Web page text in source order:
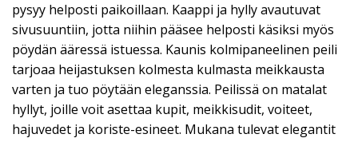
pysyy helposti paikoillaan. Kaappi ja hylly avautuvat
sivusuuntiin, jotta niihin pääsee helposti käsiksi myös
pöydän ääressä istuessa. Kaunis kolmipaneelinen peili
tarjoaa heijastuksen kolmesta kulmasta meikkausta
varten ja tuo pöytään eleganssia. Peilissä on matalat
hyllyt, joille voit asettaa kupit, meikkisudit, voiteet,
hajuvedet ja koriste-esineet. Mukana tulevat elegantit